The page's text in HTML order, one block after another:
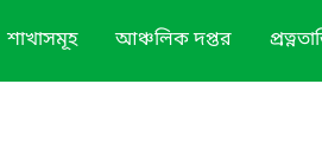
শাখাসমূহ আঞ্চলিক দপ্তর